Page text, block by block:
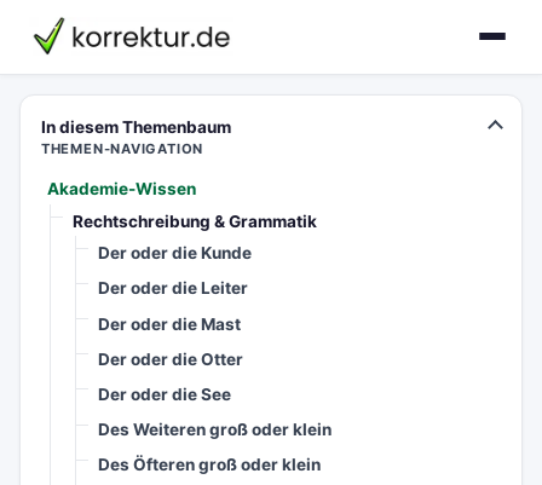
korrektur.de
In diesem Themenbaum
THEMEN-NAVIGATION
Akademie-Wissen
Rechtschreibung & Grammatik
Der oder die Kunde
Der oder die Leiter
Der oder die Mast
Der oder die Otter
Der oder die See
Des Weiteren groß oder klein
Des Öfteren groß oder klein